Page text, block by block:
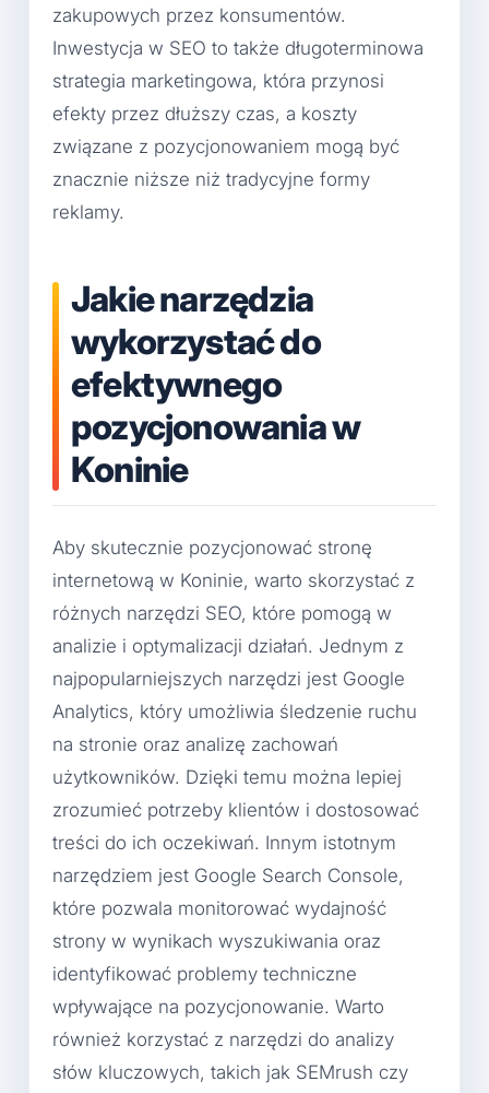
zakupowych przez konsumentów.
Inwestycja w SEO to także długoterminowa
strategia marketingowa, która przynosi
efekty przez dłuższy czas, a koszty
związane z pozycjonowaniem mogą być
znacznie niższe niż tradycyjne formy
reklamy.
Jakie narzędzia
wykorzystać do
efektywnego
pozycjonowania w
Koninie
Aby skutecznie pozycjonować stronę
internetową w Koninie, warto skorzystać z
różnych narzędzi SEO, które pomogą w
analizie i optymalizacji działań. Jednym z
najpopularniejszych narzędzi jest Google
Analytics, który umożliwia śledzenie ruchu
na stronie oraz analizę zachowań
użytkowników. Dzięki temu można lepiej
zrozumieć potrzeby klientów i dostosować
treści do ich oczekiwań. Innym istotnym
narzędziem jest Google Search Console,
które pozwala monitorować wydajność
strony w wynikach wyszukiwania oraz
identyfikować problemy techniczne
wpływające na pozycjonowanie. Warto
również korzystać z narzędzi do analizy
słów kluczowych, takich jak SEMrush czy